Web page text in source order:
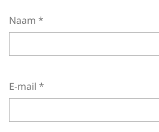
Naam *
E-mail *